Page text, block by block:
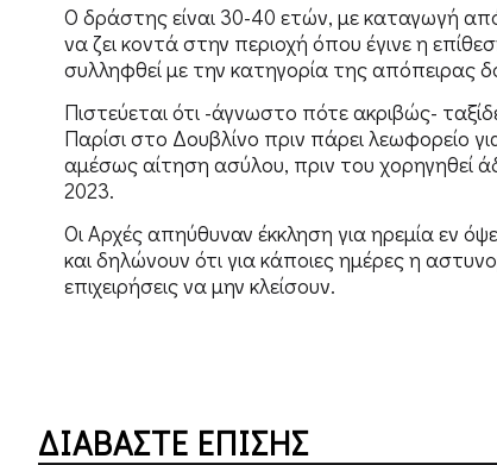
Ο δράστης είναι 30-40 ετών, με καταγωγή
να ζει κοντά στην περιοχή όπου έγινε η
συλληφθεί με την κατηγορία της απόπειρας
Πιστεύεται ότι -άγνωστο πότε ακριβώς-
Παρίσι στο Δουβλίνο πριν πάρει λεωφορείο
αμέσως αίτηση ασύλου, πριν του χορηγηθεί
2023.
Οι Αρχές απηύθυναν έκκληση για ηρεμία εν
και δηλώνουν ότι για κάποιες ημέρες η
επιχειρήσεις να μην κλείσουν.
ΔΙΑΒΑΣΤΕ ΕΠΙΣΗΣ